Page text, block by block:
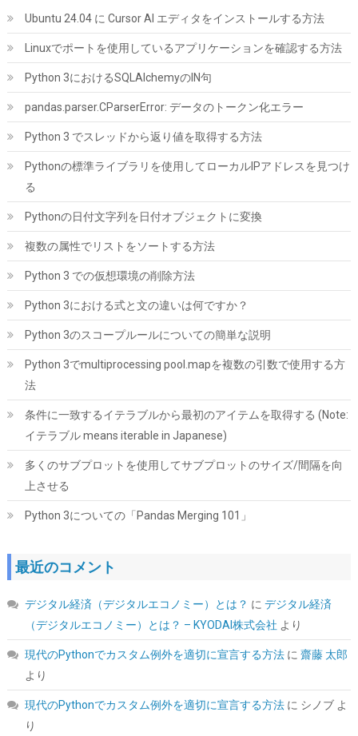
却ラジエーターフィンCPU ICチップ 回路基板 LEDアンプに適用
アルミニウム 黒 70mm×22mm×6mm
(5422382) GBP 3.60 (2026-08-08 04:05 GMT +09:00 時点 -詳細は
こちら)
Samsung 990 PRO 1TB PCIe Gen 4.0 x4 (最大転送速度 7,450MB/
証品
(547765) GBP 168.12 (2026-08-08 04:05 GMT +09:00 時点 -詳細は
こちら)
電源 12cm静音ファン KRPW-L5-600W/80+/REV2.0
(542182) GBP 17.61
こちら)
Ubuntu 24.04 に Cursor AI エディタをインストールする方法
Linuxでポートを使用しているアプリケーションを確認する方法
Python 3におけるSQLAlchemyのIN句
pandas.parser.CParserError: データのトークン化エラー
Python 3 でスレッドから返り値を取得する方法
Pythonの標準ライブラリを使用してローカルIPアドレスを見つけ
る
Pythonの日付文字列を日付オブジェクトに変換
複数の属性でリストをソートする方法
Python 3 での仮想環境の削除方法
Python 3における式と文の違いは何ですか？
Python 3のスコープルールについての簡単な説明
Python 3でmultiprocessing pool.mapを複数の引数で使用する方
法
条件に一致するイテラブルから最初のアイテムを取得する (Note:
イテラブル means iterable in Japanese)
多くのサブプロットを使用してサブプロットのサイズ/間隔を向
上させる
Python 3についての「Pandas Merging 101」
最近のコメント
デジタル経済（デジタルエコノミー）とは？ に デジタル経済
（デジタルエコノミー）とは？ – KYODAI株式会社 より
現代のPythonでカスタム例外を適切に宣言する方法に 齋藤 太郎
より
現代のPythonでカスタム例外を適切に宣言する方法に シノブよ
り